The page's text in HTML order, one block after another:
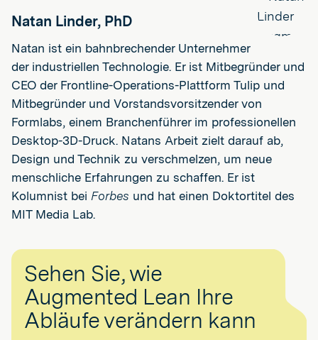
Natan Linder, PhD
Natan ist ein bahnbrechender Unternehmer
der industriellen Technologie. Er ist Mitbegründer und
CEO der Frontline-Operations-Plattform Tulip und
Mitbegründer und Vorstandsvorsitzender von
Formlabs, einem Branchenführer im professionellen
Desktop-3D-Druck. Natans Arbeit zielt darauf ab,
Design und Technik zu verschmelzen, um neue
menschliche Erfahrungen zu schaffen. Er ist
Kolumnist bei Forbes und hat einen Doktortitel des
MIT Media Lab.
Sehen Sie, wie
Augmented Lean Ihre
Abläufe verändern kann